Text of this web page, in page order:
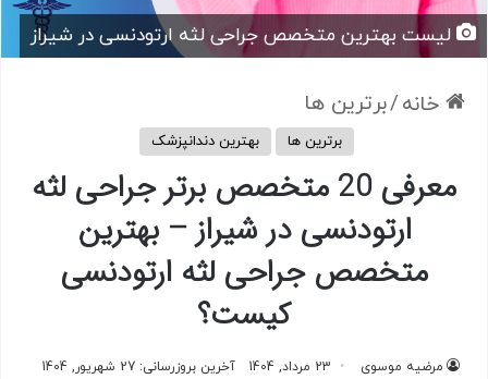
لیست بهترین متخصص جراحی لثه ارتودنسی در شیراز
خانه/برترین ها
برترین ها بهترین دندانپزشک
معرفی 20 متخصص برتر جراحی لثه
ارتودنسی در شیراز – بهترین
متخصص جراحی لثه ارتودنسی
کیست؟
مرضیه موسوی 23 مرداد, 1404
آخرین بروزرسانی: 27 شهریور, 1404